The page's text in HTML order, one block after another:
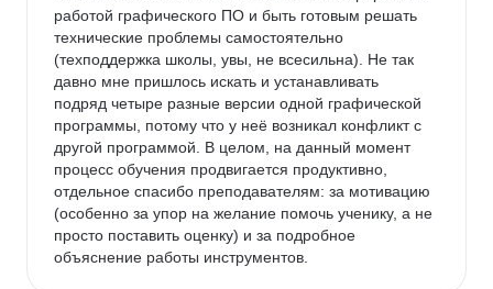
работой графического ПО и быть готовым решать
технические проблемы самостоятельно
(техподдержка школы, увы, не всесильна). Не так
давно мне пришлось искать и устанавливать
подряд четыре разные версии одной графической
программы, потому что у неё возникал конфликт с
другой программой. В целом, на данный момент
процесс обучения продвигается продуктивно,
отдельное спасибо преподавателям: за мотивацию
(особенно за упор на желание помочь ученику, а не
просто поставить оценку) и за подробное
объяснение работы инструментов.